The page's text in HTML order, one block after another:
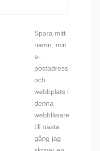
Spara mitt
namn, min
e-
postadress
och
webbplats i
denna
webbläsare
till nästa
gång jag